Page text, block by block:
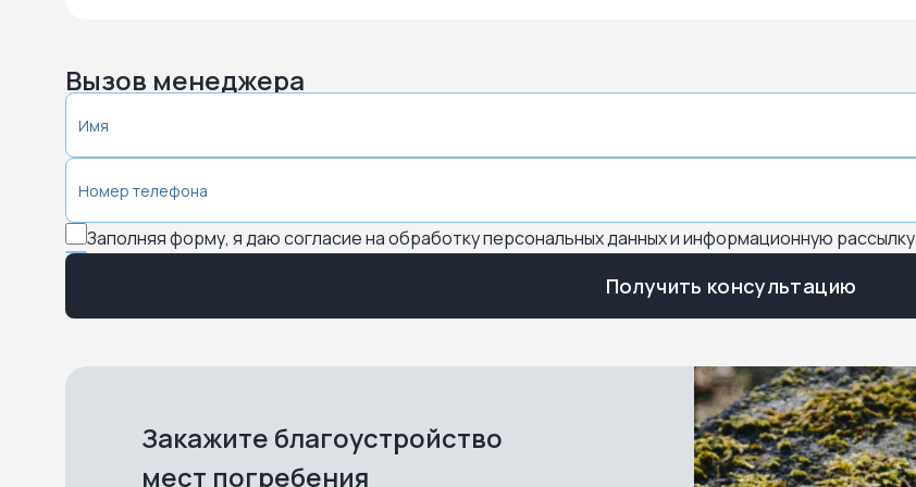
Вызов менеджера
Заполняя форму, я даю согласие на обработку персональных данных и информационную рассылку
Получить консультацию
Закажите благоустройство
мест погребения